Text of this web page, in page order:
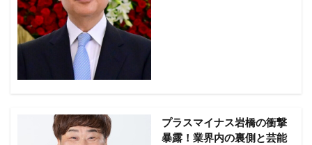
プラスマイナス岩橋の衝撃
暴露！業界内の裏側と芸能